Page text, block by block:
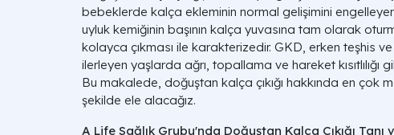
bebeklerde kalça ekleminin normal gelişimini
uyluk kemiğinin başının kalça yuvasına tam olarak
kolayca çıkması ile karakterizedir. GKD, erken teşhis
ilerleyen yaşlarda ağrı, topallama ve hareket kısıtlılığı
Bu makalede, doğuştan kalça çıkığı hakkında en çok
şekilde ele alacağız.
A Life Sağlık Grubu'nda Doğuştan Kalça Çıkığı Tanı